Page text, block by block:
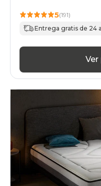
5(191)
Entrega gratis de 24